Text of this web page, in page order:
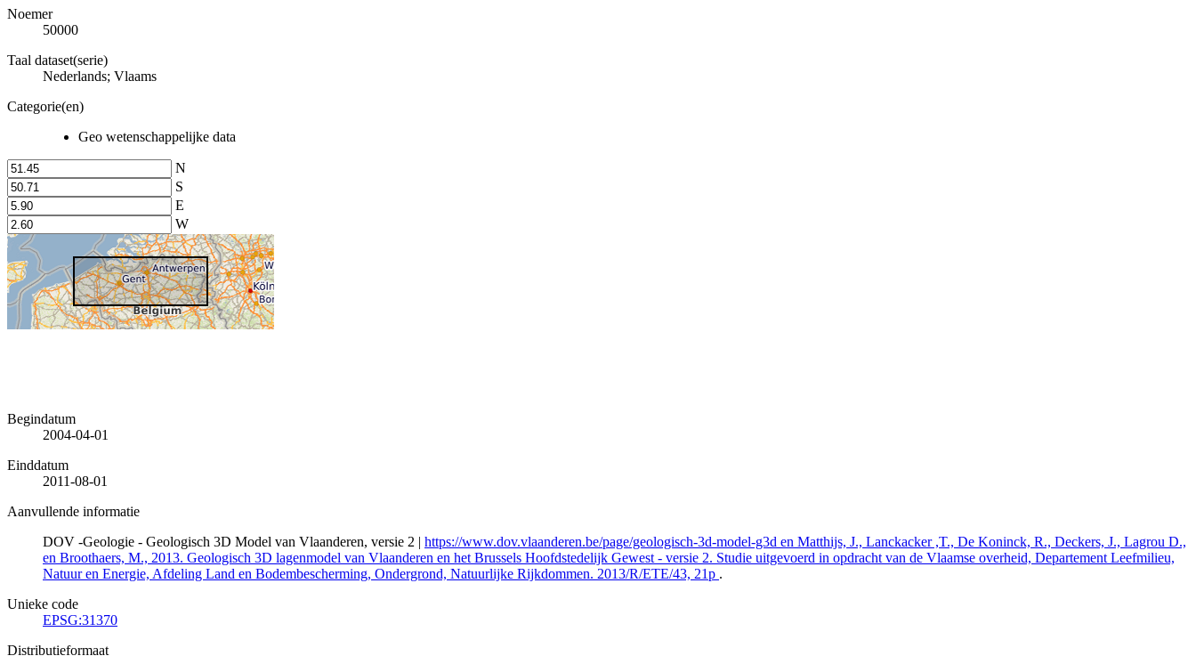
Noemer
50000
Taal dataset(serie)
Nederlands; Vlaams
Categorie(en)
Geo wetenschappelijke data
N
S
E
W
Begindatum
2004-04-01
Einddatum
2011-08-01
Aanvullende informatie
DOV -Geologie - Geologisch 3D Model van Vlaanderen, versie 2 | https://www.dov.vlaanderen.be/page/geologisch-3d-model-g3d en Matthijs, J., Lanckacker ,T., De Koninck, R., Deckers, J., Lagrou D.,
en Broothaers, M., 2013. Geologisch 3D lagenmodel van Vlaanderen en het Brussels Hoofdstedelijk Gewest - versie 2. Studie uitgevoerd in opdracht van de Vlaamse overheid, Departement Leefmilieu,
Natuur en Energie, Afdeling Land en Bodembescherming, Ondergrond, Natuurlijke Rijkdommen. 2013/R/ETE/43, 21p .
Unieke code
EPSG:31370
Distributieformaat